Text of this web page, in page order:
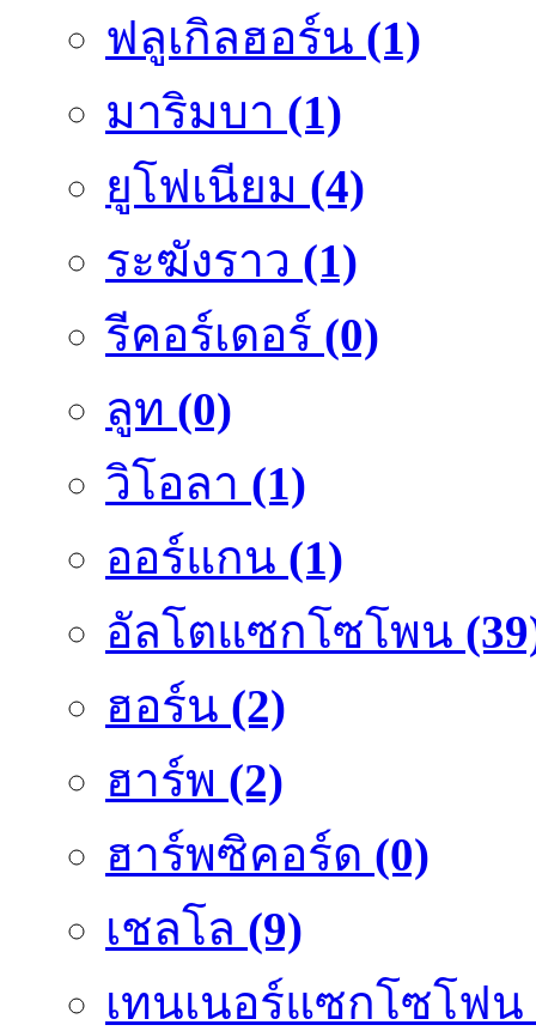
ฟลูเกิลฮอร์น (1)
มาริมบา (1)
ยูโฟเนียม (4)
ระฆังราว (1)
รีคอร์เดอร์ (0)
ลูท (0)
วิโอลา (1)
ออร์แกน (1)
อัลโตแซกโซโพน
ฮอร์น (2)
ฮาร์พ (2)
ฮาร์พซิคอร์ด (0)
เชลโล (9)
เทนเนอร์แซกโซโฟน